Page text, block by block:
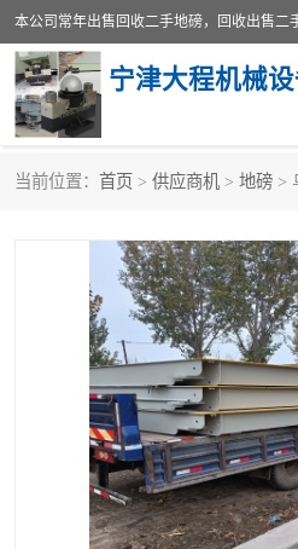
宁津大程机械
当前位置： 首页 > 供应商机 > 地磅 >
地磅传感器
烘干机
装载机电子秤
半自动输送机
冷却塔